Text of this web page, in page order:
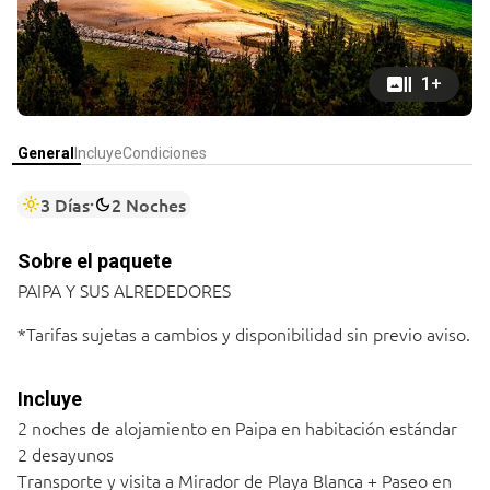
art_track 1+
General IncluyeCondiciones
light_mode3 Días dark_mode2 Noches
Sobre el paquete
PAIPA Y SUS ALREDEDORES
*Tarifas sujetas a cambios y disponibilidad sin previo aviso.
Incluye
2 noches de alojamiento en Paipa en habitación estándar
2 desayunos
Transporte y visita a Mirador de Playa Blanca + Paseo en